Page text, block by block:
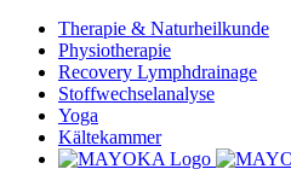
Therapie & Naturheilkunde
Physiotherapie
Recovery Lymphdrainage
Stoffwechselanalyse
Yoga
Kältekammer